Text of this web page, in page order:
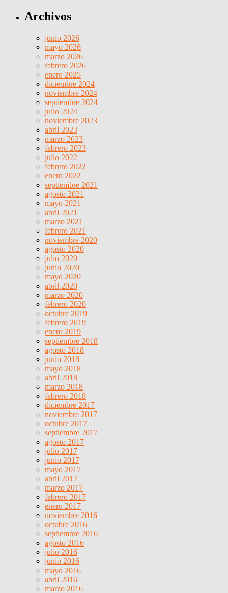
Archivos
junio 2026
mayo 2026
marzo 2026
febrero 2026
enero 2025
diciembre 2024
noviembre 2024
septiembre 2024
julio 2024
noviembre 2023
abril 2023
marzo 2023
febrero 2023
julio 2022
febrero 2022
enero 2022
septiembre 2021
agosto 2021
mayo 2021
abril 2021
marzo 2021
febrero 2021
noviembre 2020
agosto 2020
julio 2020
junio 2020
mayo 2020
abril 2020
marzo 2020
febrero 2020
octubre 2019
febrero 2019
enero 2019
septiembre 2018
agosto 2018
junio 2018
mayo 2018
abril 2018
marzo 2018
febrero 2018
diciembre 2017
noviembre 2017
octubre 2017
septiembre 2017
agosto 2017
julio 2017
junio 2017
mayo 2017
abril 2017
marzo 2017
febrero 2017
enero 2017
noviembre 2016
octubre 2016
septiembre 2016
agosto 2016
julio 2016
junio 2016
mayo 2016
abril 2016
marzo 2016